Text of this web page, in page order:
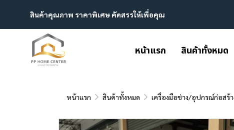
สินค้าคุณภาพ ราคาพิเศษ คัดสรรให้เพื่อคุณ
หน้าแรก สินค้าทั้งหมด
หน้าแรก สินค้าทั้งหมด เครื่องมือช่าง/อุปกรณ์ก่อสร้า